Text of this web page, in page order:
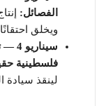
الفصائل:
ويخلق
فلسطينية
لينقذ سيادة